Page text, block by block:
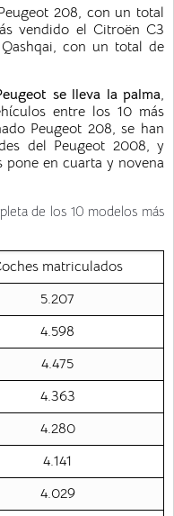
208, con un total
vendido el Citroën C3
con un total de
se lleva la palma,
entre los 10 más
Peugeot 208, se han
del Peugeot 2008, y
en cuarta y novena
de los 10 modelos más
matriculados
5.207
4.598
4.475
4.363
4.280
4.141
4.029